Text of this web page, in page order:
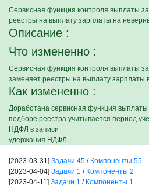
Сервисная функция контроля выплаты
реестры на выплату зарплаты на
Описание :
Что измененно :
Сервисная функция контроля выплаты
заменяет реестры на выплату зарплаты
Как измененно :
Доработана сервисная функция
подборе реестра учитывается период
НДФЛ в записи
удержания НДФЛ.
[2023-03-31] Задачи 45 / Компоненты 55
[2023-04-04] Задачи 1 / Компоненты 2
[2023-04-11] Задачи 1 / Компоненты 1